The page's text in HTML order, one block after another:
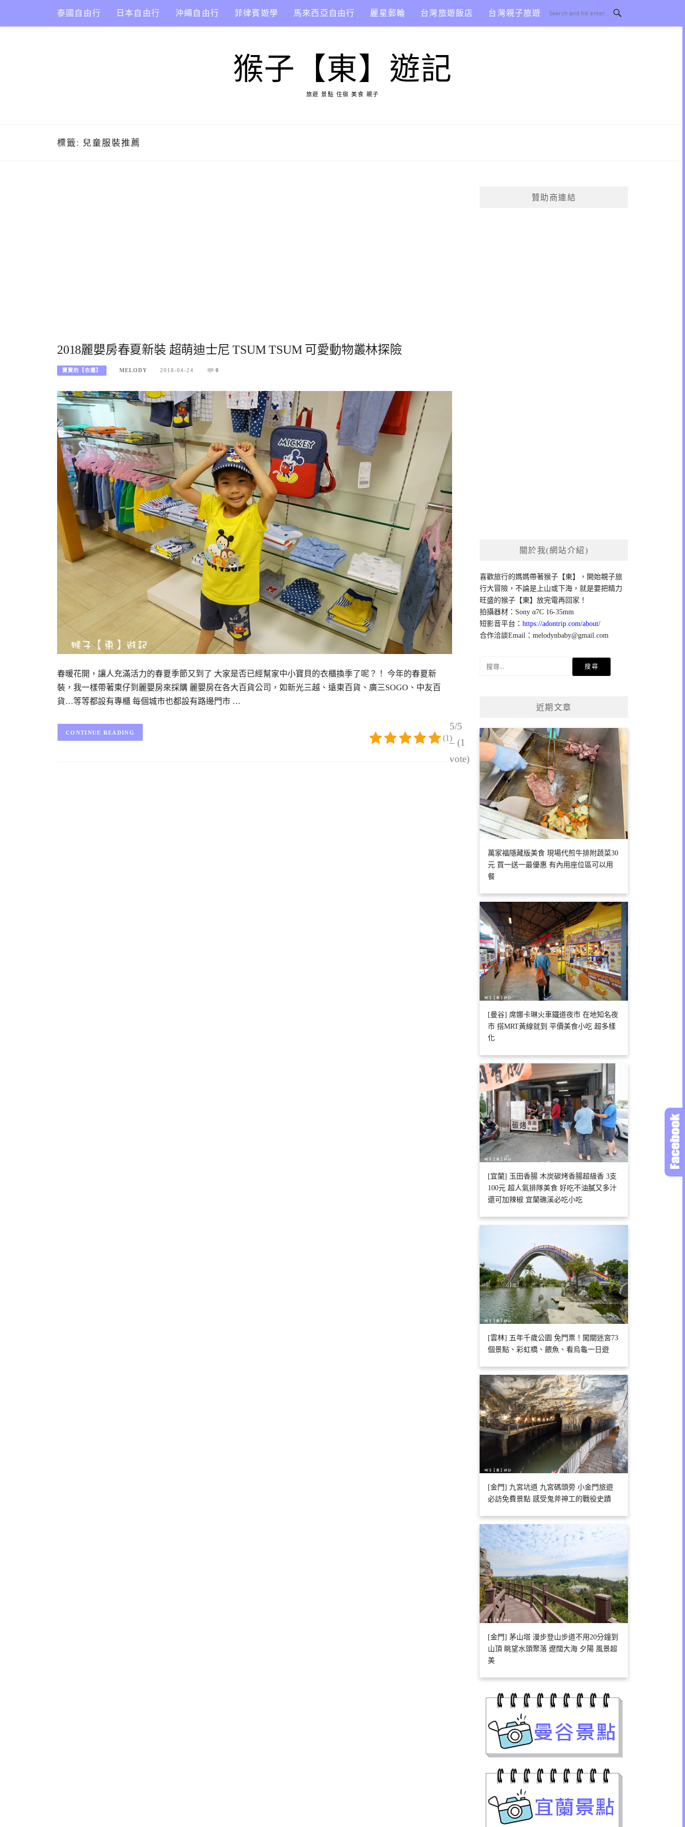
content
泰國自由行 日本自由行 沖繩自由行 菲律賓遊學 馬來西亞自由行 麗星郵輪 台灣旅遊飯店 台灣親子旅遊
猴子【東】遊記
旅遊 景點 住宿 美食 親子
標籤: 兒童服裝推薦
2018麗嬰房春夏新裝 超萌迪士尼 TSUM TSUM 可愛動物叢林探險
寶寶的【衣櫃】 MELODY 2018-04-24 0
春暖花開，讓人充滿活力的春夏季節又到了 大家是否已經幫家中小寶貝的衣櫃換季了呢？！ 今年的春夏新
裝，我一樣帶著東仔到麗嬰房來採購 麗嬰房在各大百貨公司，如新光三越、遠東百貨、廣三SOGO、中友百
貨…等等都設有專櫃 每個城市也都設有路邊門市 …
5/5
– (1
vote)
(1)
CONTINUE READING
贊助商連結
關於我(網站介紹)
喜歡旅行的媽媽帶著猴子【東】，開始親子旅
行大冒險，不論是上山或下海，就是要把精力
旺盛的猴子【東】放完電再回家！
拍攝器材：Sony α7C 16-35mm
短影音平台：https://adontrip.com/about/
合作洽談Email：melodynbaby@gmail.com
近期文章
萬家福隱藏版美食 現場代煎牛排附蔬菜30
元 買一送一最優惠 有內用座位區可以用
餐
[曼谷] 席娜卡琳火車鐵道夜市 在地知名夜
市 搭MRT黃線就到 平價美食小吃 超多樣
化
[宜蘭] 玉田香腸 木炭碳烤香腸超級香 3支
100元 超人氣排隊美食 好吃不油膩又多汁
還可加辣椒 宜蘭礁溪必吃小吃
[雲林] 五年千歲公園 免門票！闖關迷宮73
個景點、彩虹橋、餵魚、看烏龜一日遊
[金門] 九宮坑道 九宮碼頭旁 小金門旅遊
必訪免費景點 感受鬼斧神工的戰役史蹟
[金門] 茅山塔 漫步登山步道不用20分鐘到
山頂 眺望水頭聚落 遼闊大海 夕陽 風景超
美